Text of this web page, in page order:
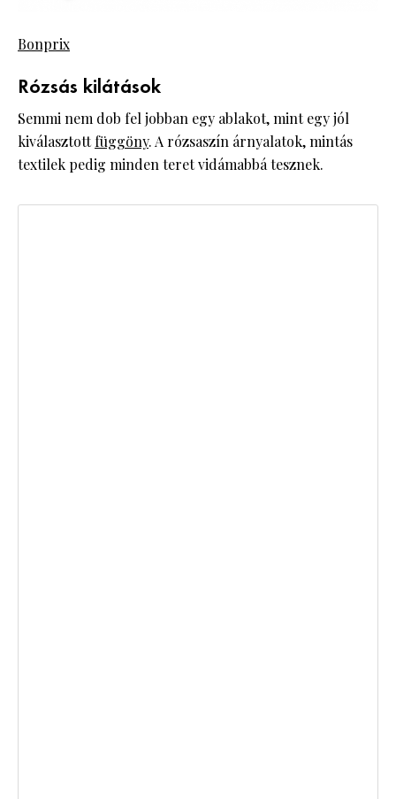
Bonprix
Rózsás kilátások
Semmi nem dob fel jobban egy ablakot, mint egy jól
kiválasztottfüggöny. A rózsaszín árnyalatok, mintás
textilek pedig minden teret vidámabbá tesznek.